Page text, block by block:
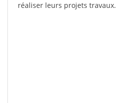
réaliser leurs projets travaux.